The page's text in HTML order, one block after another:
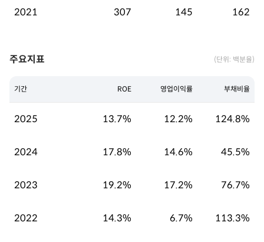
2021 307 145 162
주요지표 (단위: 백분율)
기간 ROE 영업이익률 부채비율
2025 13.7% 12.2% 124.8%
2024 17.8% 14.6% 45.5%
2023 19.2% 17.2% 76.7%
2022 14.3% 6.7% 113.3%